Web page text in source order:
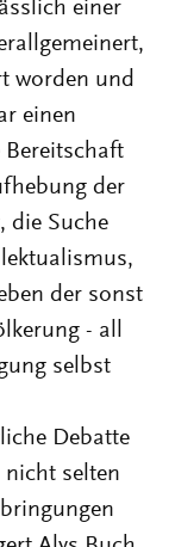
einer
worden und
einen
Bereitschaft
der
die Suche
der sonst
- all
selbst
Debatte
nicht selten